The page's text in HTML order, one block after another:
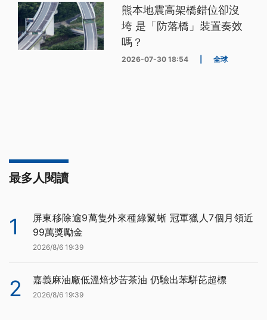
熊本地震高架橋錯位卻沒
垮 是「防落橋」裝置奏效
嗎？
2026-07-30 18:54 全球
最多人閱讀
1
屏東移除逾9萬隻外來種綠鬣蜥 冠軍獵人7個月領近
99萬獎勵金
2026/8/6 19:39
2 嘉義麻油廠低溫焙炒苦茶油 仍驗出苯駢芘超標
2026/8/6 19:39